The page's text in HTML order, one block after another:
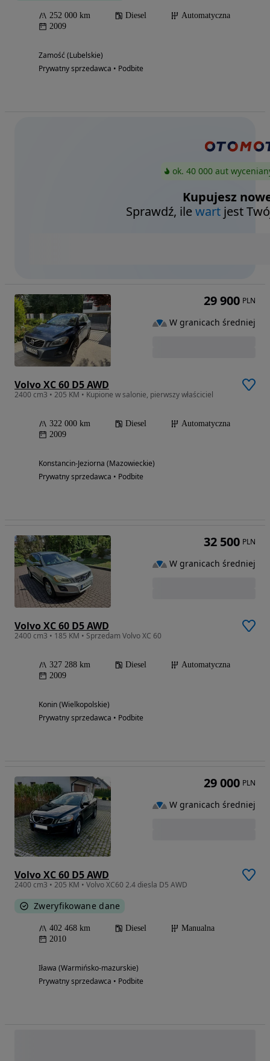
252 000 km Diesel
Automatyczna
2009
Zamość (Lubelskie)
Prywatny sprzedawca • Podbite
ok. 40 000 aut
Kupujesz
Sprawdź, ilewart jest
Volvo XC 60 D5 AWD
2400 cm3 • 205 KM • Kupione w salonie, pierwszy właściciel
322 000 km Diesel
Automatyczna
2009
Konstancin-Jeziorna (Mazowieckie)
Prywatny sprzedawca • Podbite
29 900 PLN
W granicach średniej
Volvo XC 60 D5 AWD
2400 cm3 • 185 KM • Sprzedam Volvo XC 60
327 288 km Diesel
Automatyczna
2009
Konin (Wielkopolskie)
Prywatny sprzedawca • Podbite
32 500 PLN
W granicach średniej
Volvo XC 60 D5 AWD
2400 cm3 • 205 KM • Volvo XC60 2.4 diesla D5 AWD
Zweryfikowane dane
402 468 km Diesel
Manualna
2010
Iława (Warmińsko-mazurskie)
Prywatny sprzedawca • Podbite
29 000 PLN
W granicach średniej